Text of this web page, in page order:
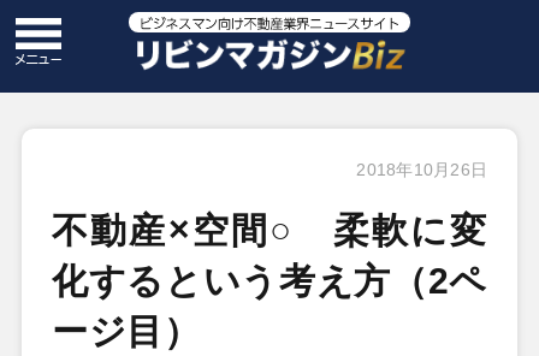
2018年10月26日
不動産×空間○ 柔軟に変
化するという考え方（2ペ
ージ目）